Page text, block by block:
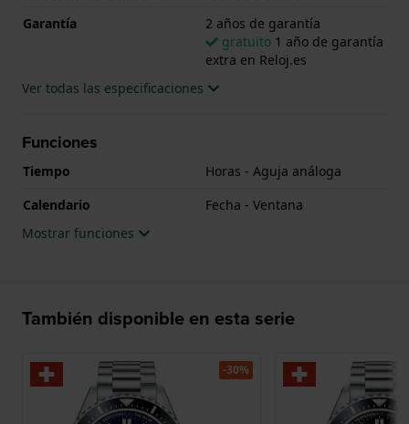
Garantía
2 años de garantía
gratuito 1 año de garantía
extra en Reloj.es
Ver todas las especificaciones
Funciones
Tiempo
Horas - Aguja análoga
Calendario
Fecha - Ventana
Mostrar funciones
También disponible en esta serie
-30%